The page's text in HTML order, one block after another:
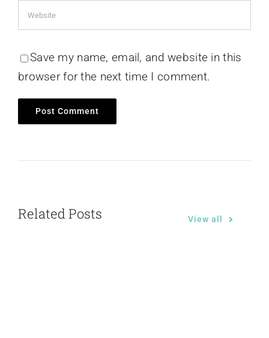
Save my name, email, and website in this
browser for the next time I comment.
Related Posts View all